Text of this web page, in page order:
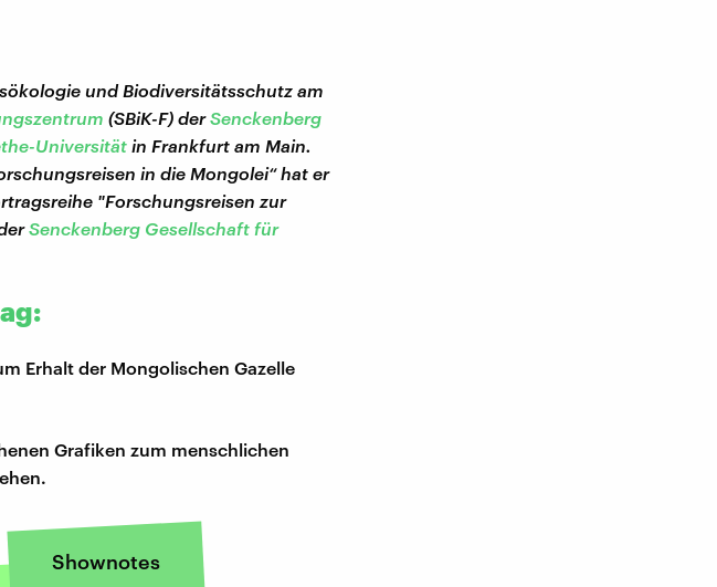
und Biodiversitätsschutz am
(SBiK-F) derSenckenberg
Universität in Frankfurt am Main.
in die Mongolei“ hat er
"Forschungsreisen zur
Senckenberg Gesellschaft für
Erhalt der Mongolischen Gazelle
Grafiken zum menschlichen
Shownotes